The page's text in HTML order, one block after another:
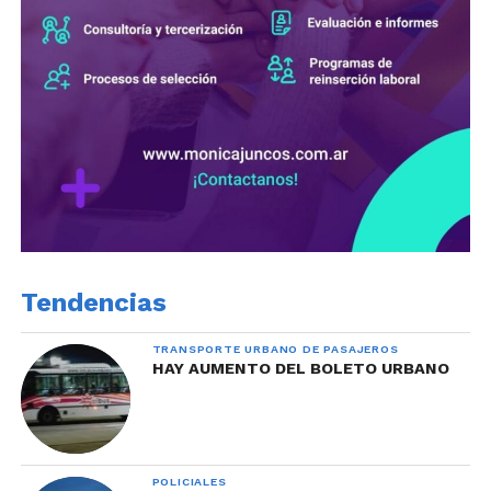
Tendencias
TRANSPORTE URBANO DE PASAJEROS
HAY AUMENTO DEL BOLETO URBANO
POLICIALES